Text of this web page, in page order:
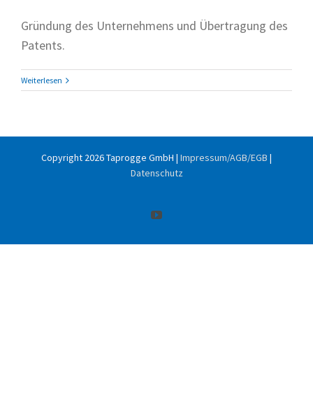
Gründung des Unternehmens und Übertragung des
Patents.
Weiterlesen
Copyright 2026 Taprogge GmbH | Impressum/AGB/EGB |
Datenschutz
YouTube